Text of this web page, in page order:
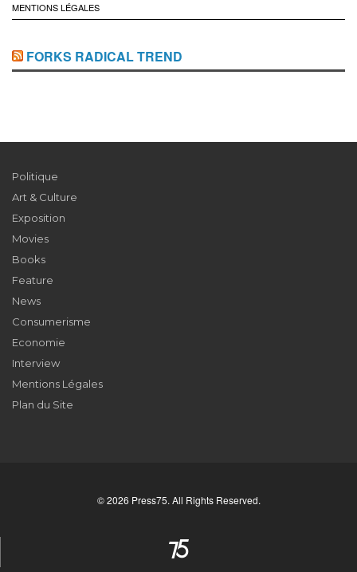
MENTIONS LÉGALES
FORKS RADICAL TREND
Politique
Art & Culture
Exposition
Movies
Books
Feature
News
Consumerisme
Economie
Interview
Mentions Légales
Plan du Site
© 2026 Press75. All Rights Reserved.